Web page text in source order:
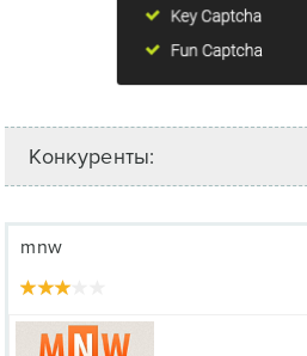
Конкуренты:
mnw